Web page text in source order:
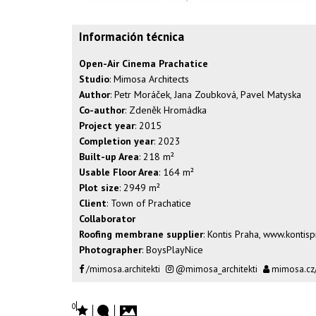
Información técnica
Open-Air Cinema Prachatice
Studio: Mimosa Architects
Author: Petr Moráček, Jana Zoubková, Pavel Matyska
Co-author: Zdeněk Hromádka
Project year: 2015
Completion year: 2023
Built-up Area: 218 m²
Usable Floor Area: 164 m²
Plot size: 2949 m²
Client: Town of Prachatice
Collaborator
Roofing membrane supplier: Kontis Praha,
Photographer: BoysPlayNice
/mimosa.architekti @mimosa_architekti
0